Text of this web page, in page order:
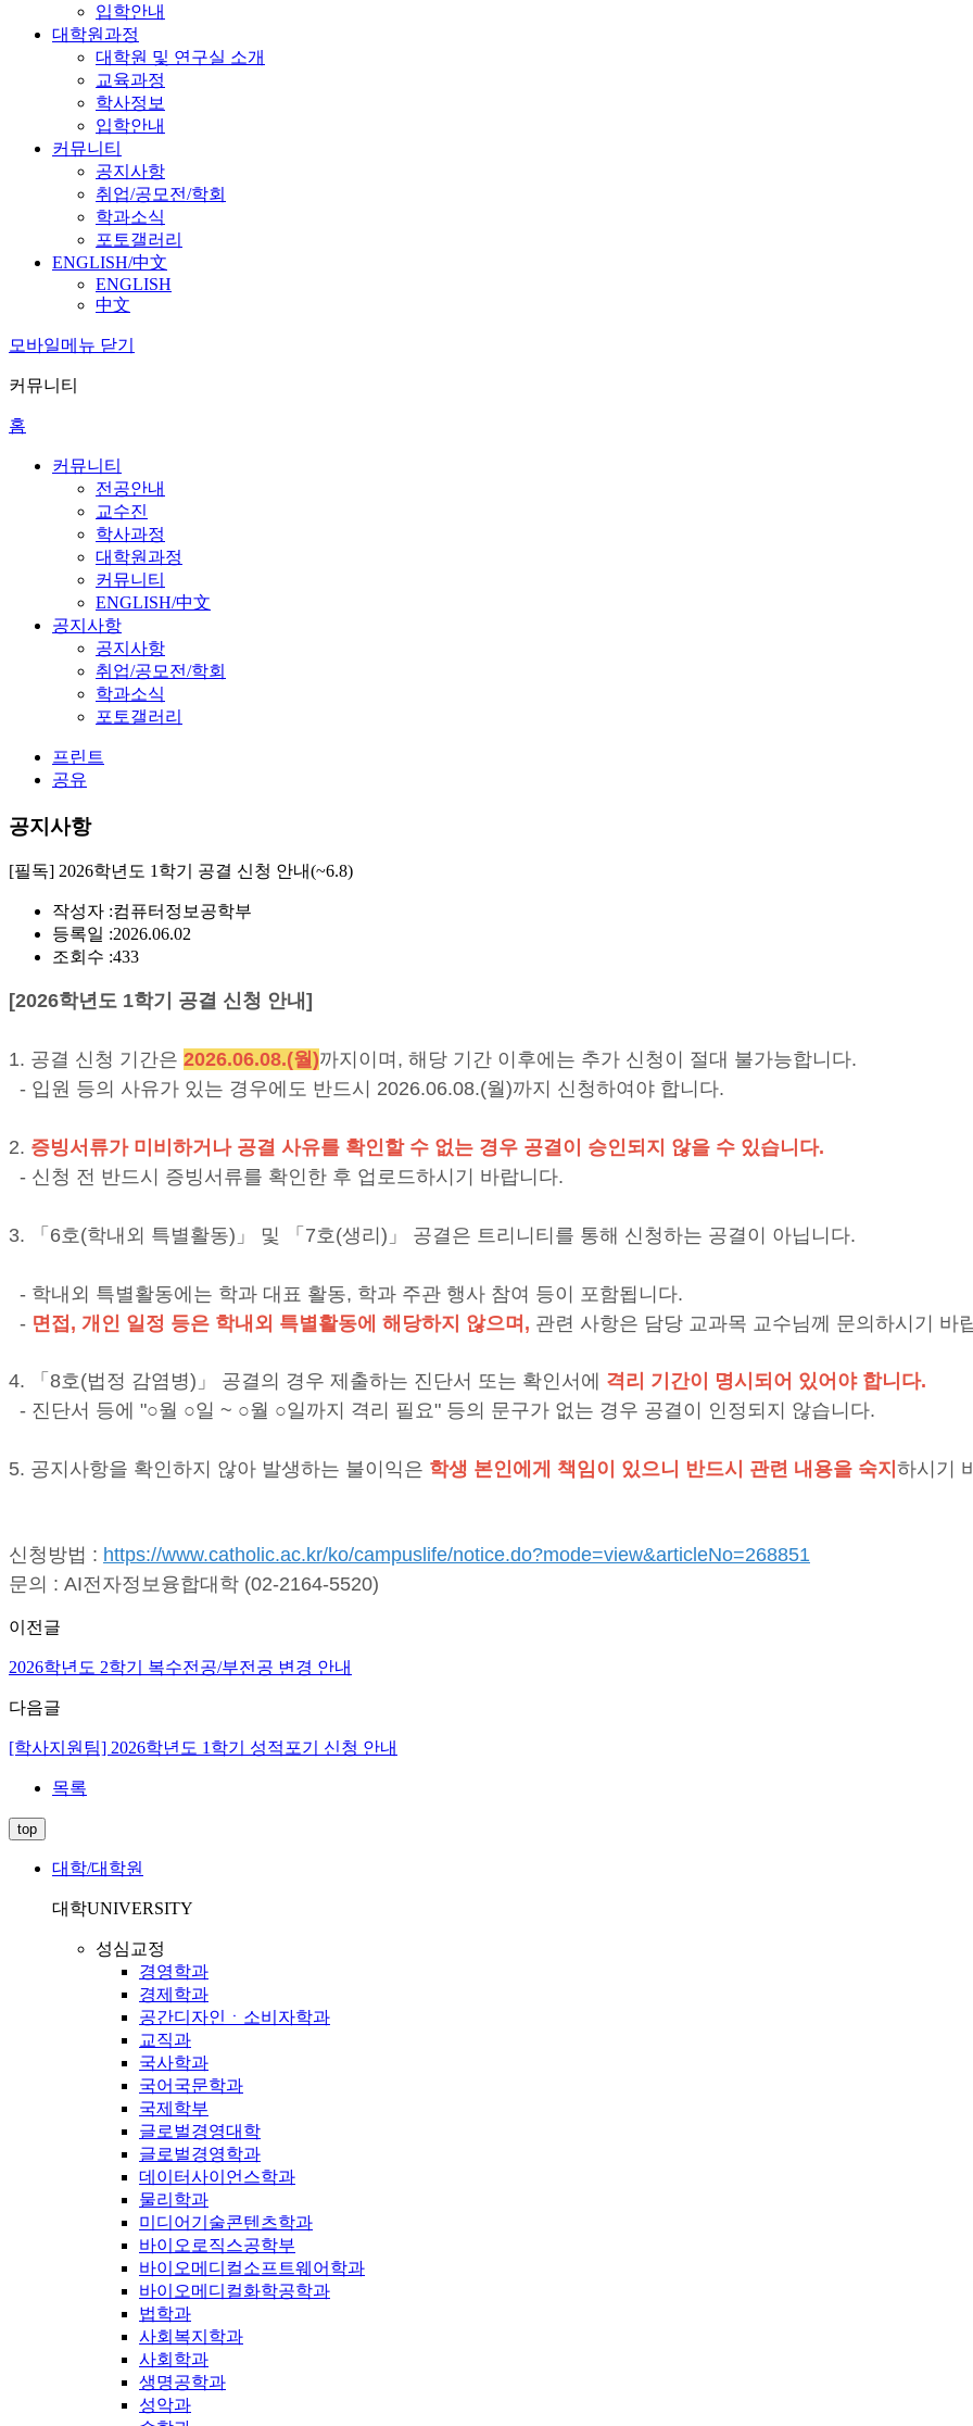
입학안내
대학원과정
대학원 및 연구실 소개
교육과정
학사정보
입학안내
커뮤니티
공지사항
취업/공모전/학회
학과소식
포토갤러리
ENGLISH/中文
ENGLISH
中文
모바일메뉴 닫기
커뮤니티
홈
커뮤니티
전공안내
교수진
학사과정
대학원과정
커뮤니티
ENGLISH/中文
공지사항
공지사항
취업/공모전/학회
학과소식
포토갤러리
프린트
공유
공지사항
[필독] 2026학년도 1학기 공결 신청 안내(~6.8)
작성자 :컴퓨터정보공학부
등록일 :2026.06.02
조회수 :433
[2026학년도 1학기 공결 신청 안내]
1. 공결 신청 기간은 2026.06.08.(월)까지이며, 해당 기간 이후에는 추가 신청이 절대 불가능합니다.
- 입원 등의 사유가 있는 경우에도 반드시 2026.06.08.(월)까지 신청하여야 합니다.
2. 증빙서류가 미비하거나 공결 사유를 확인할 수 없는 경우 공결이 승인되지 않을 수 있습니다.
- 신청 전 반드시 증빙서류를 확인한 후 업로드하시기 바랍니다.
3. 「6호(학내외 특별활동)」 및 「7호(생리)」 공결은 트리니티를 통해 신청하는 공결이 아닙니다.
- 학내외 특별활동에는 학과 대표 활동, 학과 주관 행사 참여 등이 포함됩니다.
- 면접, 개인 일정 등은 학내외 특별활동에 해당하지 않으며, 관련 사항은 담당 교과목 교수님께 문의하시기 바
4. 「8호(법정 감염병)」 공결의 경우 제출하는 진단서 또는 확인서에 격리 기간이 명시되어 있어야 합니다.
- 진단서 등에 "○월 ○일 ~ ○월 ○일까지 격리 필요" 등의 문구가 없는 경우 공결이 인정되지 않습니다.
5. 공지사항을 확인하지 않아 발생하는 불이익은 학생 본인에게 책임이 있으니 반드시 관련 내용을 숙지 하시기
신청방법 : https://www.catholic.ac.kr/ko/campuslife/notice.do?mode=view&articleNo=268851
문의 : AI전자정보융합대학 (02-2164-5520)
이전글
2026학년도 2학기 복수전공/부전공 변경 안내
다음글
[학사지원팀] 2026학년도 1학기 성적포기 신청 안내
목록
top
대학/대학원
대학UNIVERSITY
성심교정
경영학과
경제학과
공간디자인ㆍ소비자학과
교직과
국사학과
국어국문학과
국제학부
글로벌경영대학
글로벌경영학과
데이터사이언스학과
물리학과
미디어기술콘텐츠학과
바이오로직스공학부
바이오메디컬소프트웨어학과
바이오메디컬화학공학과
법학과
사회복지학과
사회학과
생명공학과
성악과